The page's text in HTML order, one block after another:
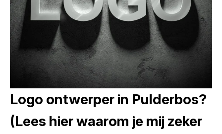
Logo ontwerper in Pulderbos?
(Lees hier waarom je mij zeker